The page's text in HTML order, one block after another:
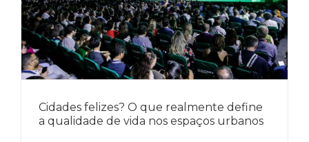
Cidades felizes? O que realmente define
a qualidade de vida nos espaços urbanos